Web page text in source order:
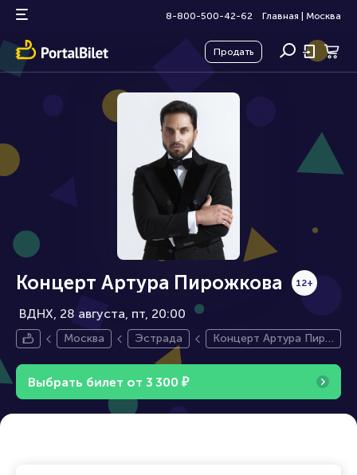
8-800-500-42-62 Главная Москва
Продать
Концерт Артура Пирожкова
ВДНХ, 28 августа
12+
пт, 20:00
Москва Эстрада
Концерт Артура Пиро
Выбрать билет от 3 300 ₽